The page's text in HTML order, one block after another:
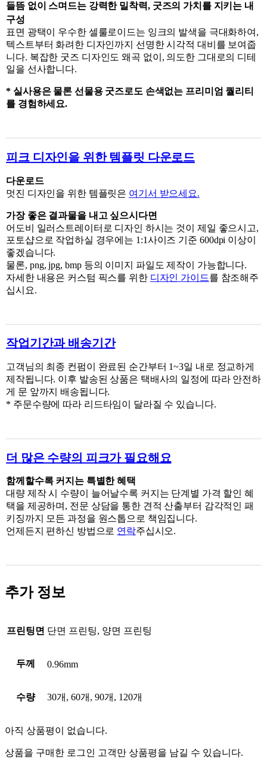
들뜸 없이 스며드는 강력한 밀착력, 굿즈의 가치를 지키는 내
구성
표면 광택이 우수한 셀룰로이드는 잉크의 발색을 극대화하여,
텍스트부터 화려한 디자인까지 선명한 시각적 대비를 보여줍
니다. 복잡한 굿즈 디자인도 왜곡 없이, 의도한 그대로의 디테
일을 선사합니다.
* 실사용은 물론 선물용 굿즈로도 손색없는 프리미엄 퀄리티
를 경험하세요.
피크 디자인을 위한 템플릿 다운로드
다운로드
멋진 디자인을 위한 템플릿은 여기서 받으세요.
가장 좋은 결과물을 내고 싶으시다면
어도비 일러스트레이터로 디자인 하시는 것이 제일 좋으시고,
포토샵으로 작업하실 경우에는 1:1사이즈 기준 600dpi 이상이
좋겠습니다.
물론, png, jpg, bmp 등의 이미지 파일도 제작이 가능합니다.
자세한 내용은 커스텀 픽스를 위한 디자인 가이드를 참조해주
십시요.
작업기간과 배송기간
고객님의 최종 컨펌이 완료된 순간부터 1~3일 내로 정교하게
제작됩니다. 이후 발송된 상품은 택배사의 일정에 따라 안전하
게 문 앞까지 배송됩니다.
* 주문수량에 따라 리드타임이 달라질 수 있습니다.
더 많은 수량의 피크가 필요해요
함께할수록 커지는 특별한 혜택
대량 제작 시 수량이 늘어날수록 커지는 단계별 가격 할인 혜
택을 제공하며 , 전문 상담을 통한 견적 산출부터 감각적인 패
키징까지 모든 과정을 원스톱으로 책임집니다.
언제든지 편하신 방법으로 연락주십시오.
추가 정보
프린팅면 단면 프린팅, 양면 프린팅
두께 0.96mm
수량 30개, 60개, 90개, 120개
아직 상품평이 없습니다.
상품을 구매한 로그인 고객만 상품평을 남길 수 있습니다.